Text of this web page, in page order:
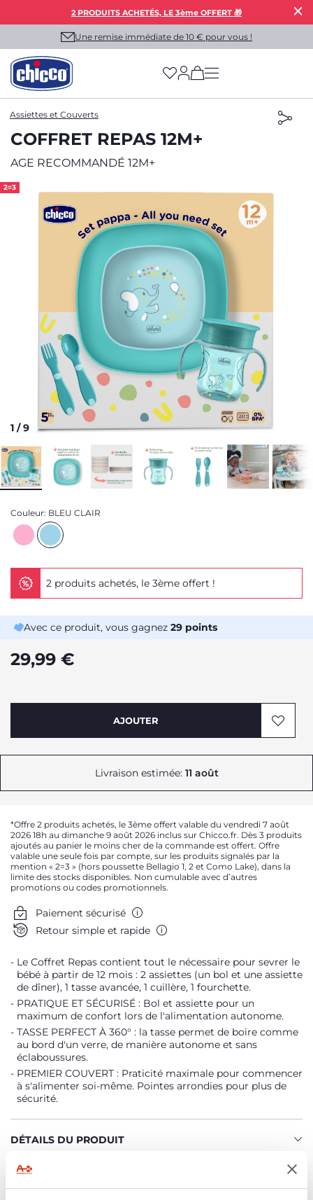
2 PRODUITS ACHETÉS, LE 3ème OFFERT 🎁
Une remise immédiate de 10 € pour vous !
(has more options
Assiettes et Couverts
COFFRET REPAS 12M+
AGE RECOMMANDÉ 12M+
2=3
1 /9
Couleur: BLEU CLAIR
2 produits achetés, le 3ème offert !
Avec ce produit, vous gagnez 29 points
29,99 €
AJOUTER
Livraison estimée: 11 août
*Offre 2 produits achetés, le 3ème offert valable du vendredi 7 août
2026 18h au dimanche 9 août 2026 inclus sur Chicco.fr. Dès 3 produits
ajoutés au panier le moins cher de la commande est offert. Offre
valable une seule fois par compte, sur les produits signalés par la
mention « 2=3 » (hors poussette Bellagio 1, 2 et Como Lake), dans la
limite des stocks disponibles. Non cumulable avec d’autres
promotions ou codes promotionnels.
Paiement sécurisé
Retour simple et rapide
Le Coffret Repas contient tout le nécessaire pour sevrer le
bébé à partir de 12 mois : 2 assiettes (un bol et une assiette
de dîner), 1 tasse avancée, 1 cuillère, 1 fourchette.
PRATIQUE ET SÉCURISÉ : Bol et assiette pour un
maximum de confort lors de l'alimentation autonome.
TASSE PERFECT À 360° : la tasse permet de boire comme
au bord d'un verre, de manière autonome et sans
éclaboussures.
PREMIER COUVERT : Praticité maximale pour commencer
à s'alimenter soi-même. Pointes arrondies pour plus de
sécurité.
DÉTAILS DU PRODUIT